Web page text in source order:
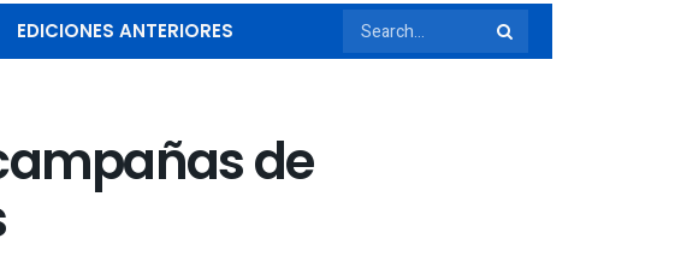
EDICIONES ANTERIORES
de